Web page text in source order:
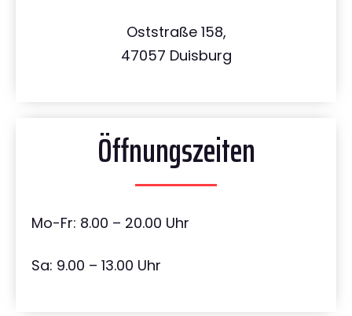
Oststraße 158,
47057 Duisburg
Öffnungszeiten
Mo-Fr: 8.00 – 20.00 Uhr
Sa: 9.00 – 13.00 Uhr